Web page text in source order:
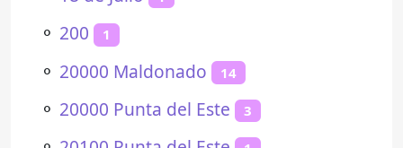
⚬ 200 1
⚬ 20000 Maldonado 14
⚬ 20000 Punta del Este 3